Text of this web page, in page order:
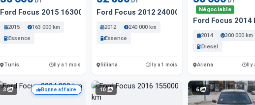
Ford Focus 2015 163000 Km
2015
163 000 km
Essence
Tunis Il y a 1 mois
Ford Focus 2012 24000 Km
2012
240 000 km
Essence
Siliana Il y a 1 mois
Négociable
Ford Focus 2014
2014
300 000 km
Diesel
Ariana Il
3 Bonne affaire 10 6